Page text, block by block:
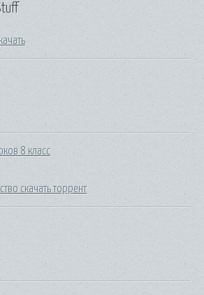
8 класс
скачать торрент